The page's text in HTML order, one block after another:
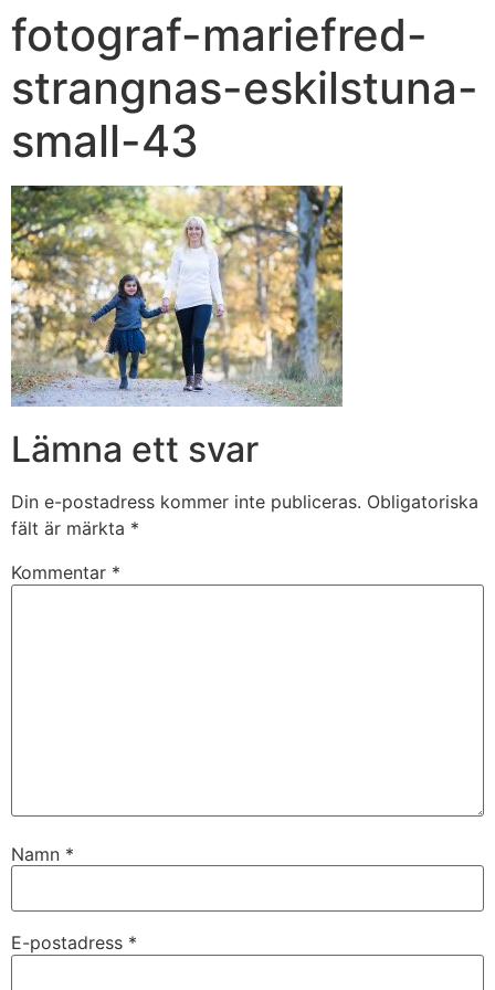
fotograf-mariefred-
strangnas-eskilstuna-
small-43
Lämna ett svar
Din e-postadress kommer inte publiceras. Obligatoriska
fält är märkta *
Kommentar *
Namn *
E-postadress *